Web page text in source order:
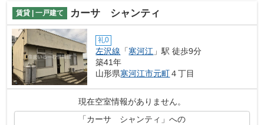
賃貸 | 一戸建て カーサ シャンティ
礼0
左沢線 「寒河江 」駅 徒歩9分
築41年
山形県寒河江市元町４丁目
現在空室情報がありません。
「カーサ シャンティ」への